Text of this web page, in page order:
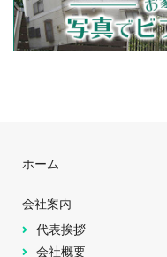
ホーム
会社案内
代表挨拶
会社概要